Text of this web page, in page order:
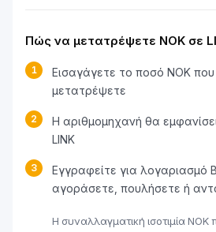
Πώς να μετατρέψετε NOK σε
1
Εισαγάγετε το ποσό NOK
μετατρέψετε
2
Η αριθμομηχανή θα
LINK
3
Εγγραφείτε για λογαριασμό
αγοράσετε, πουλήσετε ή
Η συναλλαγματική ισοτιμία NOK